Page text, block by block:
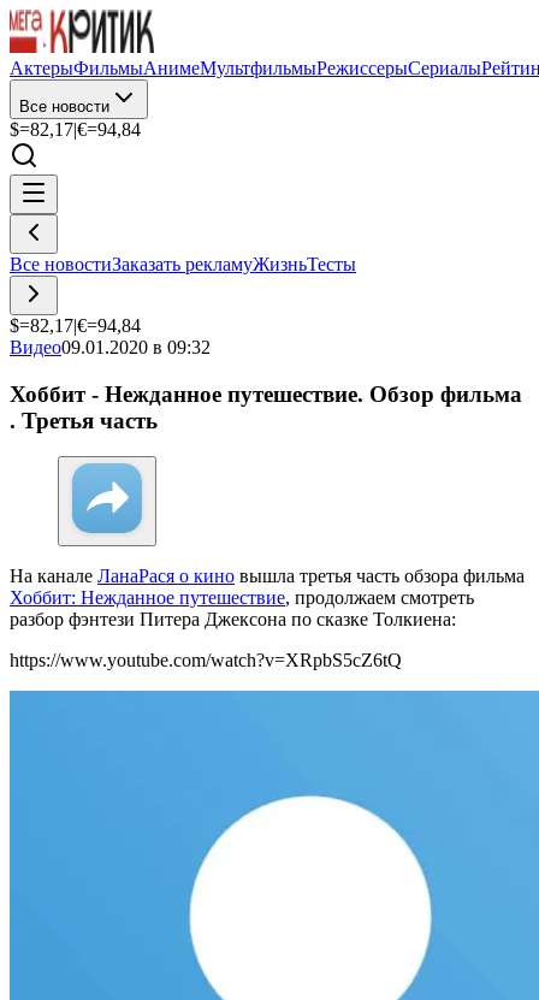
АктерыФильмыАнимеМультфильмыРежиссерыСериалы
Все новости
$=82,17|€=94,84
Все новостиЗаказать рекламуЖизньТесты
$=82,17|€=94,84
Видео09.01.2020 в 09:32
Хоббит - Нежданное путешествие. Обзор фильма
. Третья часть
На канале ЛанаРася о кино вышла третья часть обзора фильма
Хоббит: Нежданное путешествие, продолжаем смотреть
разбор фэнтези Питера Джексона по сказке Толкиена:
https://www.youtube.com/watch?v=XRpbS5cZ6tQ